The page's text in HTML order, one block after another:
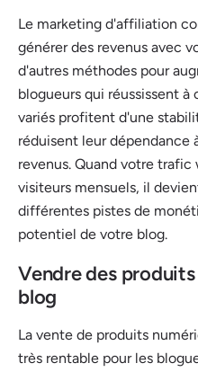
Le marketing d'affiliation
générer des revenus avec
d'autres méthodes pour
blogueurs qui réussissent
variés profitent d'une
réduisent leur dépendance
revenus. Quand votre
visiteurs mensuels, il
différentes pistes de
potentiel de votre blog.
Vendre des
blog
La vente de produits
très rentable pour les